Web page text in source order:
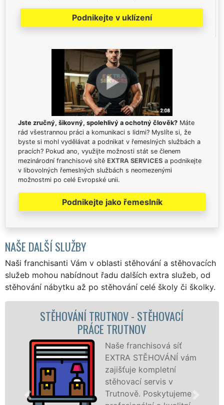
Podnikejte v uklízení
Jste zručný, šikovný, spolehlivý a ochotný člověk? Máte
rád všestrannou práci a komunikaci s lidmi? Myslíte si, že
byste si mohl vydělávat a podnikat v řemeslných službách a
pracích? Pokud ano, využijte možnosti stát se členem
mezinárodní franchisové sítě EXTRA SERVICES a podnikejte
v libovolných řemeslných službách s neomezenými
možnostmi po celé Evropské unii.
Podnikejte jako řemeslník
NAŠE DALŠÍ SLUŽBY
Naši franchisanti Vám v oblasti stěhování a stěhovacích
služeb mohou nabídnout řadu dalších extra služeb, od
stěhování nábytku až po stěhování celé školy či školky.
vám
STĚHOVACÍ SLUŽBA
STĚHOVACÍ FIRMA
stěhovací
speciální